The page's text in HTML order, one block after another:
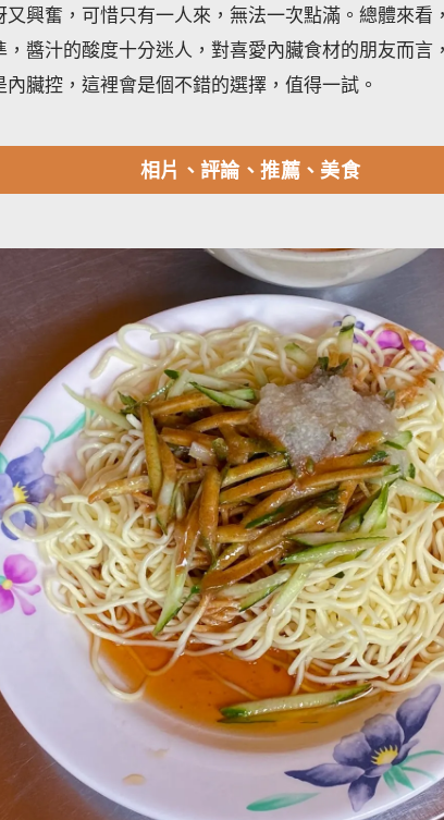
又興奮，可惜只有一人來，無法一次點滿。總體來看
醬汁的酸度十分迷人，對喜愛內臟食材的朋友而言
臟控，這裡會是個不錯的選擇，值得一試。
相片、評論、推薦、美食